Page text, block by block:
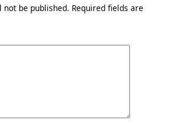
not be published. Required fields are